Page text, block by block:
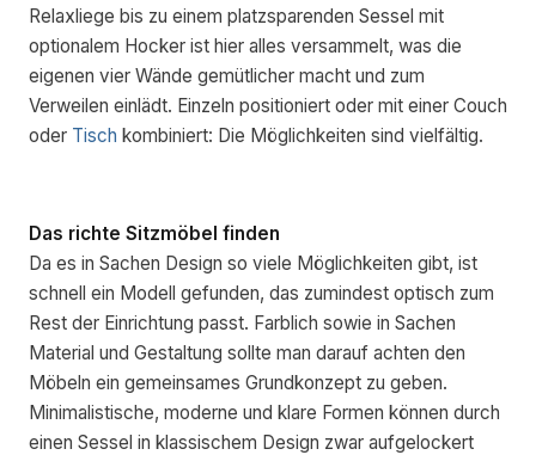
Relaxliege bis zu einem platzsparenden Sessel mit
optionalem Hocker ist hier alles versammelt, was die
eigenen vier Wände gemütlicher macht und zum
Verweilen einlädt. Einzeln positioniert oder mit einer Couch
oder Tisch kombiniert: Die Möglichkeiten sind vielfältig.
Das richte Sitzmöbel finden
Da es in Sachen Design so viele Möglichkeiten gibt, ist
schnell ein Modell gefunden, das zumindest optisch zum
Rest der Einrichtung passt. Farblich sowie in Sachen
Material und Gestaltung sollte man darauf achten den
Möbeln ein gemeinsames Grundkonzept zu geben.
Minimalistische, moderne und klare Formen können durch
einen Sessel in klassischem Design zwar aufgelockert